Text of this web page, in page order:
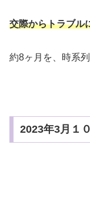
交際からトラブル
約8ヶ月を、時系
2023年3月１